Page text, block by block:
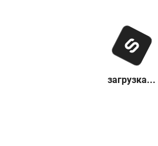
загрузка...